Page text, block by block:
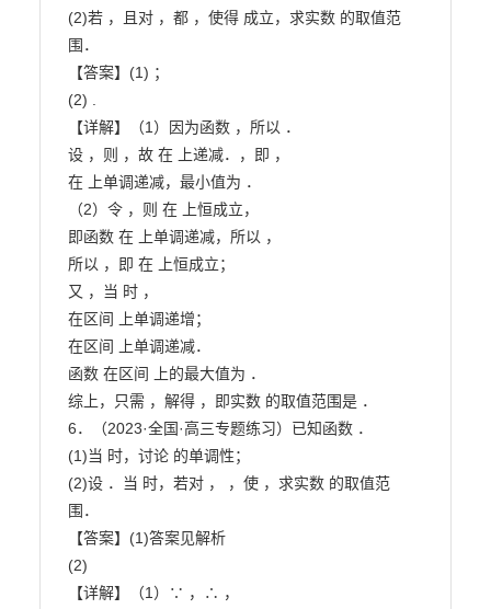
(2)若 ，且对 ，都 ，使得 成立，求实数 的取值范
围．
【答案】(1) ；
(2) .
【详解】（1）因为函数 ，所以 ．
设 ，则 ，故 在 上递减．，即 ，
在 上单调递减，最小值为 ．
（2）令 ，则 在 上恒成立，
即函数 在 上单调递减，所以 ，
所以 ，即 在 上恒成立；
又 ，当 时 ，
在区间 上单调递增；
在区间 上单调递减．
函数 在区间 上的最大值为 ．
综上，只需 ，解得 ，即实数 的取值范围是 ．
6．（2023·全国·高三专题练习）已知函数 ．
(1)当 时，讨论 的单调性；
(2)设 ．当 时，若对 ， ，使 ，求实数 的取值范
围．
【答案】(1)答案见解析
(2)
【详解】（1）∵ ，∴ ，